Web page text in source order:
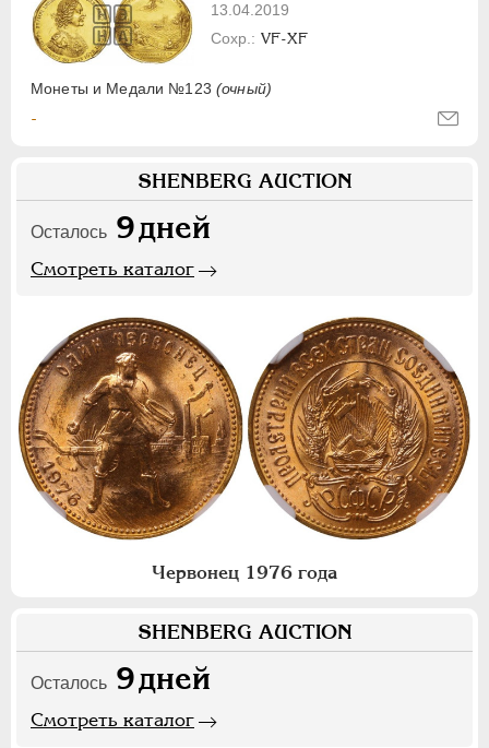
13.04.2019
Монеты и Медали №123 (очный)
VF-XF
-
SHENBERG AUCTION
Осталось 9дней
Смотреть каталог
Червонец 1976 года
SHENBERG AUCTION
Осталось 9дней
Смотреть каталог